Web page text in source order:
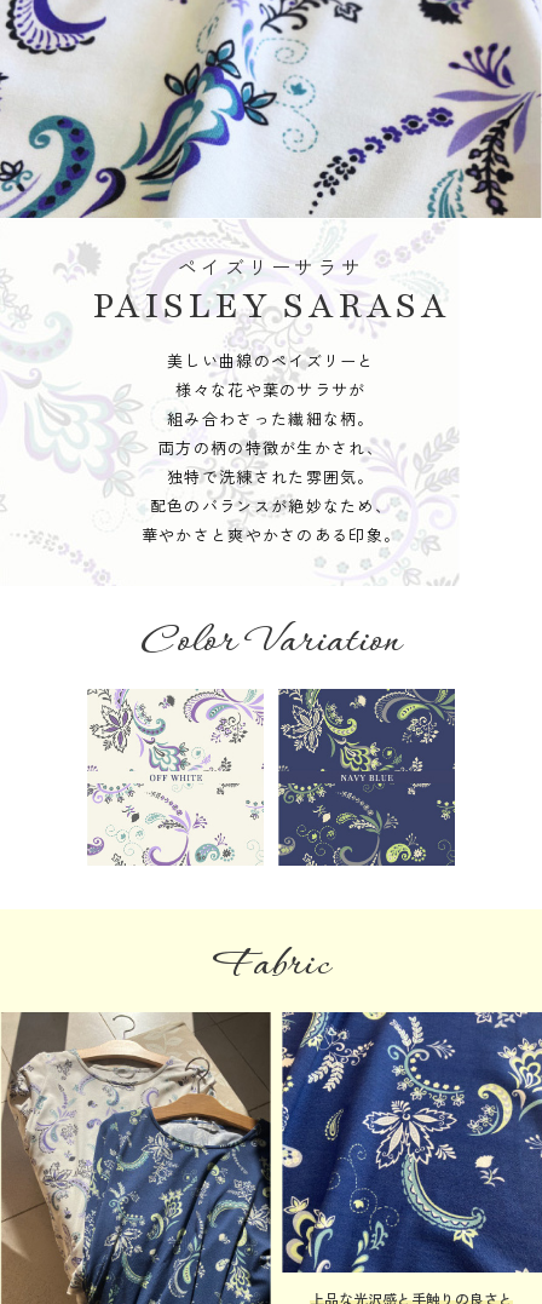
ペイズリーサラサ
PAISLEY SARASA
美しい曲線のペイズリーと
様々な花や葉のサラサが
組み合わさった繊細な柄。
両方の柄の特徴が生かされ、
独特で洗練された雰囲気。
配色のバランスが絶妙なため、
華やかさと爽やかさのある印象。
Color Variation
Fabric
上品な光沢感と手触りの良さと